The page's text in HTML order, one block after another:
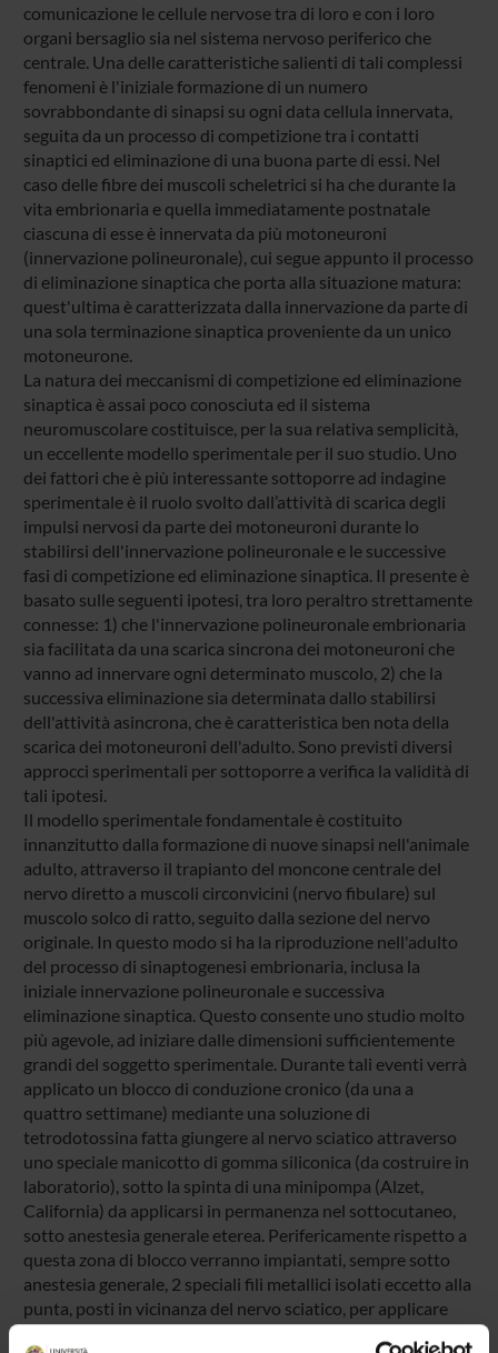
comunicazione le cellule nervose tra di loro e con i loro
organi bersaglio sia nel sistema nervoso periferico che
centrale. Una delle caratteristiche salienti di tali complessi
fenomeni è l'iniziale formazione di un numero
sovrabbondante di sinapsi su ogni data cellula innervata,
seguita da un processo di competizione tra i contatti
sinaptici ed eliminazione di una buona parte di essi. Nel
caso delle fibre dei muscoli scheletrici si ha che durante la
vita embrionaria e quella immediatamente postnatale
ciascuna di esse è innervata da più motoneuroni
(innervazione polineuronale), cui segue appunto il processo
di eliminazione sinaptica che porta alla situazione matura:
quest'ultima è caratterizzata dalla innervazione da parte di
una sola terminazione sinaptica proveniente da un unico
motoneurone.
La natura dei meccanismi di competizione ed eliminazione
sinaptica è assai poco conosciuta ed il sistema
neuromuscolare costituisce, per la sua relativa semplicità,
un eccellente modello sperimentale per il suo studio. Uno
dei fattori che è più interessante sottoporre ad indagine
sperimentale è il ruolo svolto dall’attività di scarica degli
impulsi nervosi da parte dei motoneuroni durante lo
stabilirsi dell'innervazione polineuronale e le successive
fasi di competizione ed eliminazione sinaptica. Il presente è
basato sulle seguenti ipotesi, tra loro peraltro strettamente
connesse: 1) che l'innervazione polineuronale embrionaria
sia facilitata da una scarica sincrona dei motoneuroni che
vanno ad innervare ogni determinato muscolo, 2) che la
successiva eliminazione sia determinata dallo stabilirsi
dell'attività asincrona, che è caratteristica ben nota della
scarica dei motoneuroni dell'adulto. Sono previsti diversi
approcci sperimentali per sottoporre a verifica la validità di
tali ipotesi.
Il modello sperimentale fondamentale è costituito
innanzitutto dalla formazione di nuove sinapsi nell'animale
adulto, attraverso il trapianto del moncone centrale del
nervo diretto a muscoli circonvicini (nervo fibulare) sul
muscolo solco di ratto, seguito dalla sezione del nervo
originale. In questo modo si ha la riproduzione nell'adulto
del processo di sinaptogenesi embrionaria, inclusa la
iniziale innervazione polineuronale e successiva
eliminazione sinaptica. Questo consente uno studio molto
più agevole, ad iniziare dalle dimensioni sufficientemente
grandi del soggetto sperimentale. Durante tali eventi verrà
applicato un blocco di conduzione cronico (da una a
quattro settimane) mediante una soluzione di
tetrodotossina fatta giungere al nervo sciatico attraverso
uno speciale manicotto di gomma siliconica (da costruire in
laboratorio), sotto la spinta di una minipompa (Alzet,
California) da applicarsi in permanenza nel sottocutaneo,
sotto anestesia generale eterea. Perifericamente rispetto a
questa zona di blocco verranno impiantati, sempre sotto
anestesia generale, 2 speciali fili metallici isolati eccetto alla
punta, posti in vicinanza del nervo sciatico, per applicare
treni di stimoli elettrici atti ad evocare scariche di potenziali